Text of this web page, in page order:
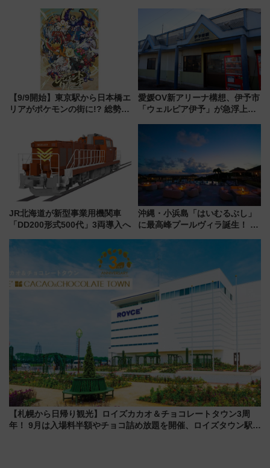
来春のGW旅行まで狙える激ア
ツ路線まとめ（8/10まで）
から本格着工、延長4.8km整備
事業の全貌
【9/9開始】東京駅から日本橋エ
リアがポケモンの街に!? 総勢
リサーチ」本格謎解き・グッズ
情報まとめ
愛媛OV新アリーナ構想、伊予市
「ウェルピア伊予」が急浮上！
で探る鉄道アクセスの未来
JR北海道が新型事業用機関車
「DD200形式500代」3両導入へ
沖縄・小浜島「はいむるぶし」
に最高峰プールヴィラ誕生！ 石
【札幌から日帰り観光】ロイズカカオ＆チョコレートタウン3周
年！ 9月は入場料半額やチョコ詰め放題を開催、ロイズタウン駅か